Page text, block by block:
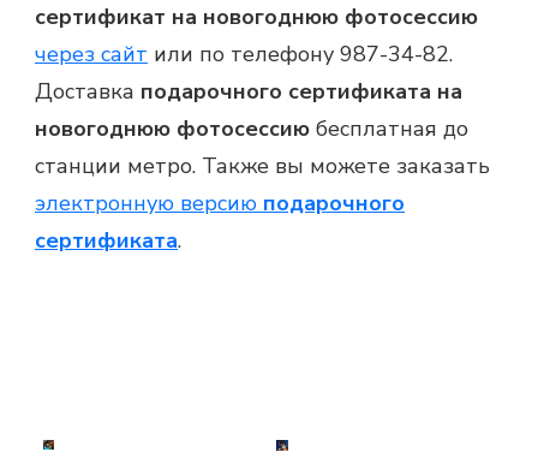
сертификат на новогоднюю фотосессию
через сайт или по телефону 987-34-82.
Доставка подарочного сертификата на
новогоднюю фотосессию бесплатная до
станции метро. Также вы можете заказать
электронную версию подарочного
сертификата.